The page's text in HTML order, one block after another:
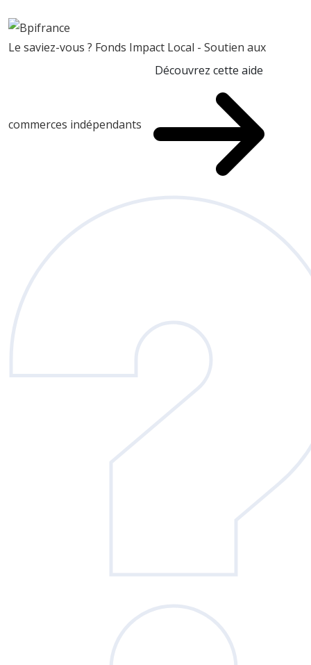
Le saviez-vous ? Fonds Impact Local - Soutien aux
commerces indépendants
Découvrez cette aide